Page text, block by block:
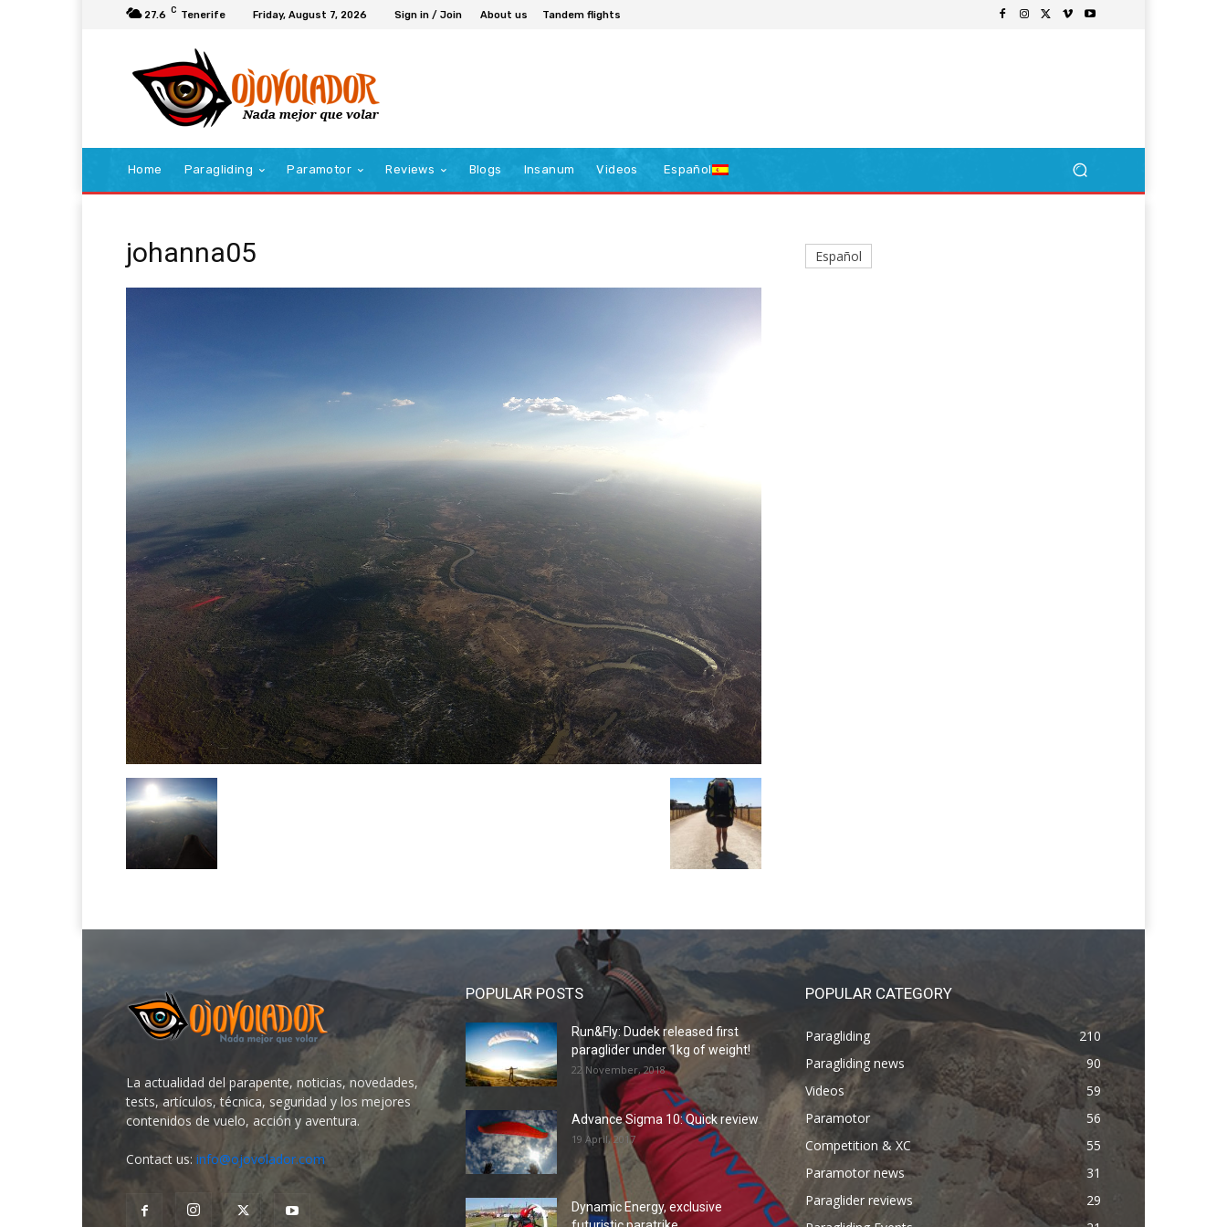
27.6 C Tenerife Friday, August 7, 2026 Sign in / Join About us Tandem flights
Home Paragliding Paramotor Reviews Blogs Insanum Videos Español
johanna05 Español
La actualidad del parapente, noticias, novedades,
tests, artículos, técnica, seguridad y los mejores
contenidos de vuelo, acción y aventura.
Contact us: info@ojovolador.com
POPULAR POSTS
Run&Fly: Dudek released first
paraglider under 1kg of weight!
22 November, 2018
Advance Sigma 10: Quick review
19 April, 2017
Dynamic Energy, exclusive
POPULAR CATEGORY
Paragliding
210
Paragliding news
90
Videos
59
Paramotor
56
Competition & XC
55
Paramotor news
31
Paraglider reviews
29